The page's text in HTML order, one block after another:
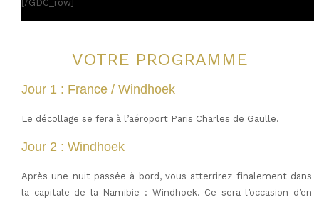
[/GDC_row]
VOTRE PROGRAMME
Jour 1 : France / Windhoek
Le décollage se fera à l’aéroport Paris Charles de Gaulle.
Jour 2 : Windhoek
Après une nuit passée à bord, vous atterrirez finalement dans
la capitale de la Namibie : Windhoek. Ce sera l’occasion d’en